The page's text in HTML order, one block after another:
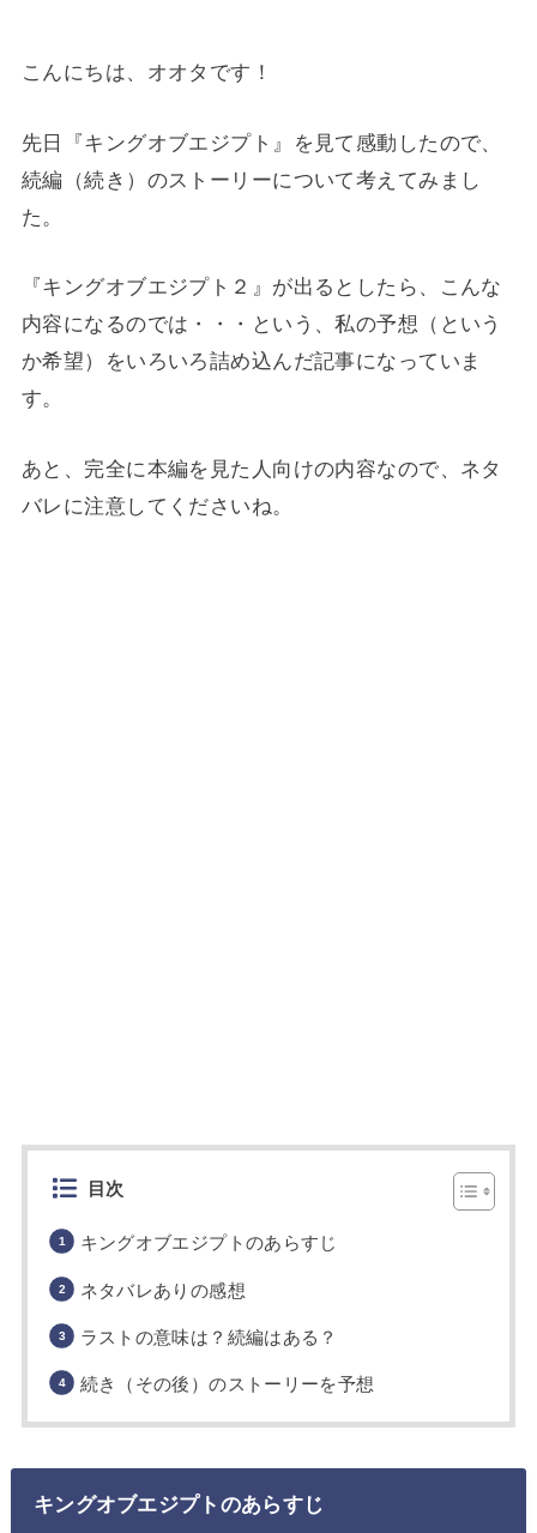
こんにちは、オオタです！
先日『キングオブエジプト』を見て感動したので、
続編（続き）のストーリーについて考えてみまし
た。
『キングオブエジプト２』が出るとしたら、こんな
内容になるのでは・・・という、私の予想（という
か希望）をいろいろ詰め込んだ記事になっていま
す。
あと、完全に本編を見た人向けの内容なので、ネタ
バレに注意してくださいね。
目次
キングオブエジプトのあらすじ
ネタバレありの感想
ラストの意味は？続編はある？
続き（その後）のストーリーを予想
キングオブエジプトのあらすじ